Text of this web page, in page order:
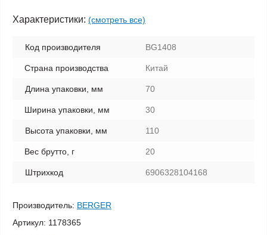
Характеристики: (смотреть все)
Код производителя BG1408
Страна производства Китай
Длина упаковки, мм 70
Ширина упаковки, мм 30
Высота упаковки, мм 110
Вес брутто, г 20
Штрихкод 6906328104168
Производитель: BERGER
Артикул: 1178365